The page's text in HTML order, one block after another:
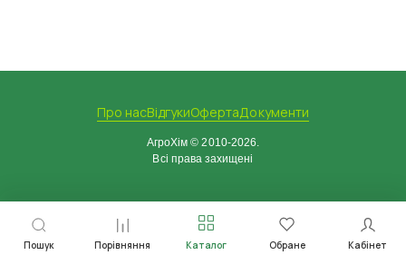
Пошук Порівняння Каталог Обране Кабінет
Про насВідгукиОфертаДокументи
АгроХім © 2010-2026.
Всі права захищені